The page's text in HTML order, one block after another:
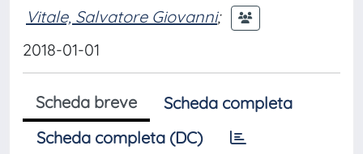
Vitale, Salvatore Giovanni;
2018-01-01
Scheda breve
Scheda completa
Scheda completa (DC)